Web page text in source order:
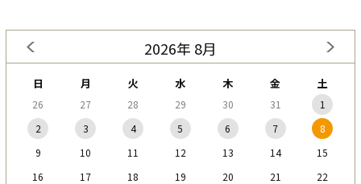
2026年 8月
日 月 火 水 木 金 土
26 27 28 29 30 31
1
2
3 4 5 6 7
8
9
10 11 12 13 14
15
16
17 18 19 20 21
22